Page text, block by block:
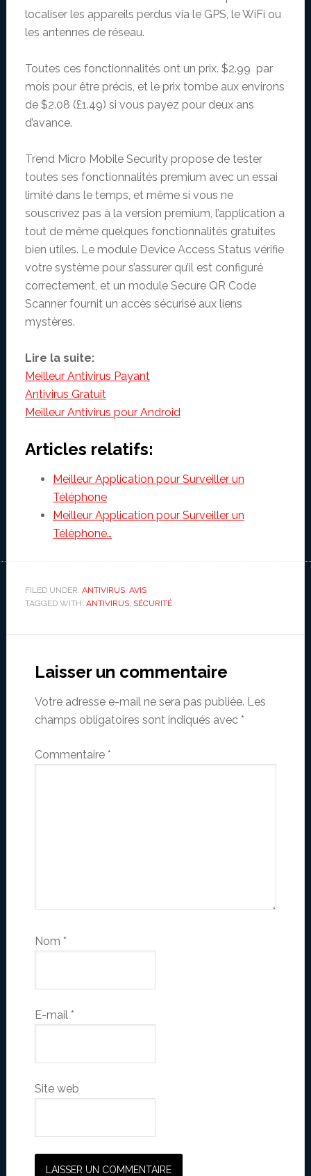
localiser les appareils perdus via le GPS, le WiFi ou
les antennes de réseau.
Toutes ces fonctionnalités ont un prix. $2.99 par
mois pour être précis, et le prix tombe aux environs
de $2.08 (£1.49) si vous payez pour deux ans
d’avance.
Trend Micro Mobile Security propose de tester
toutes ses fonctionnalités premium avec un essai
limité dans le temps, et même si vous ne
souscrivez pas à la version premium, l’application a
tout de même quelques fonctionnalités gratuites
bien utiles. Le module Device Access Status vérifie
votre système pour s’assurer qu’il est configuré
correctement, et un module Secure QR Code
Scanner fournit un accès sécurisé aux liens
mystères.
Lire la suite:
Meilleur Antivirus Payant
Antivirus Gratuit
Meilleur Antivirus pour Android
Articles relatifs:
Meilleur Application pour Surveiller un
Téléphone
Meilleur Application pour Surveiller un
Téléphone…
FILED UNDER: ANTIVIRUS, AVIS
TAGGED WITH: ANTIVIRUS, SÉCURITÉ
Interactions
Laisser un commentaire
Votre adresse e-mail ne sera pas publiée. Les
champs obligatoires sont indiqués avec *
Commentaire *
Nom *
E-mail *
Site web